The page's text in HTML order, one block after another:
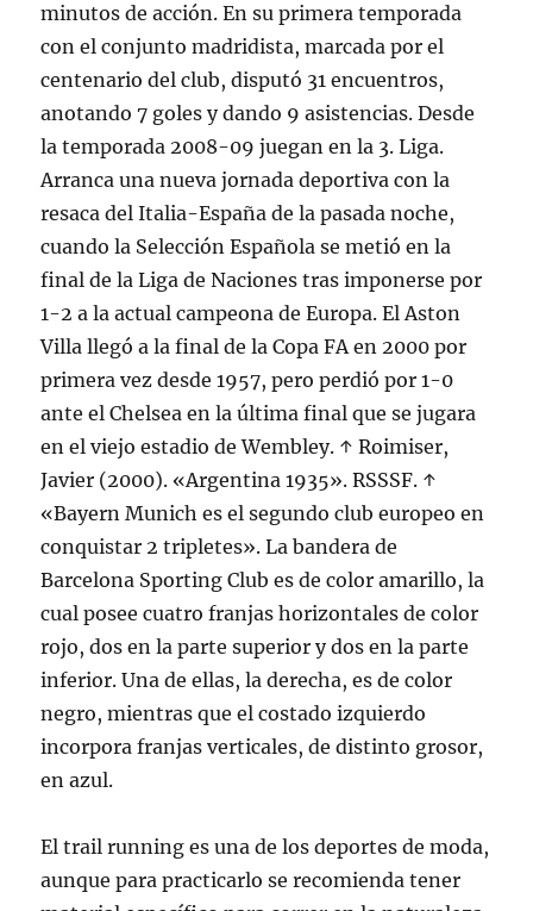
minutos de acción. En su primera temporada
con el conjunto madridista, marcada por el
centenario del club, disputó 31 encuentros,
anotando 7 goles y dando 9 asistencias. Desde
la temporada 2008-09 juegan en la 3. Liga.
Arranca una nueva jornada deportiva con la
resaca del Italia-España de la pasada noche,
cuando la Selección Española se metió en la
final de la Liga de Naciones tras imponerse por
1-2 a la actual campeona de Europa. El Aston
Villa llegó a la final de la Copa FA en 2000 por
primera vez desde 1957, pero perdió por 1-0
ante el Chelsea en la última final que se jugara
en el viejo estadio de Wembley. ↑ Roimiser,
Javier (2000). «Argentina 1935». RSSSF. ↑
«Bayern Munich es el segundo club europeo en
conquistar 2 tripletes». La bandera de
Barcelona Sporting Club es de color amarillo, la
cual posee cuatro franjas horizontales de color
rojo, dos en la parte superior y dos en la parte
inferior. Una de ellas, la derecha, es de color
negro, mientras que el costado izquierdo
incorpora franjas verticales, de distinto grosor,
en azul.
El trail running es una de los deportes de moda,
aunque para practicarlo se recomienda tener